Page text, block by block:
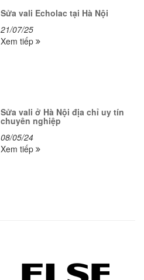
Sửa vali Echolac tại Hà Nội
21/07/25
Xem tiếp
Sửa vali ở Hà Nội địa chỉ uy tín
chuyên nghiệp
08/05/24
Xem tiếp